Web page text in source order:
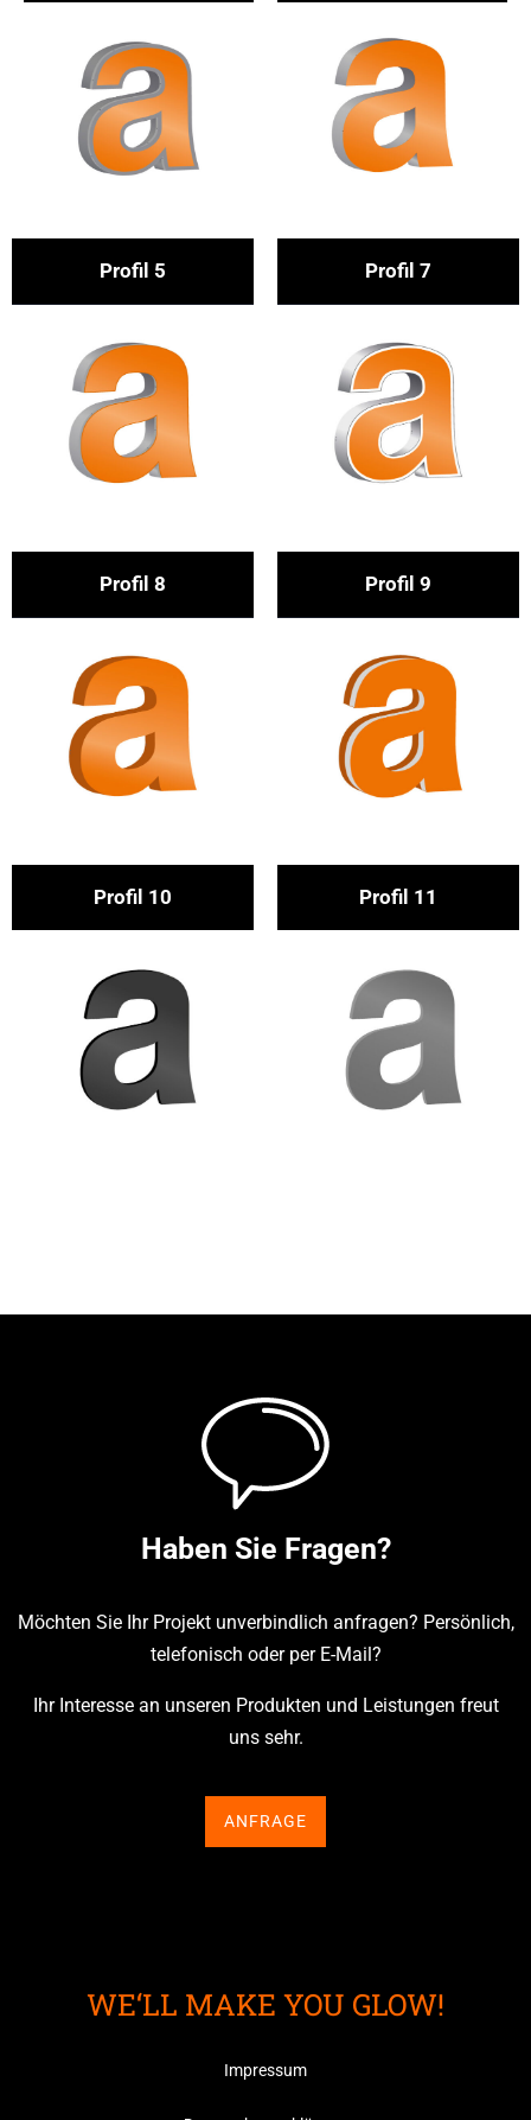
Pro­fil 5 Pro­fil 7
Pro­fil 8 Pro­fil 9
Pro­fil 10 Pro­fil 11
Haben Sie Fragen?
Möchten Sie Ihr Projekt unverbindlich anfragen? Persönlich,
telefonisch oder per E‑Mail?
Ihr Interesse an unseren Produkten und Leistungen freut
uns sehr.
ANFRAGE
WE‘LL MAKE YOU GLOW!
Impres­sum